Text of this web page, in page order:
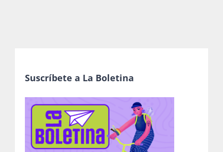
Blog
Recursos
Suscríbete a La Boletina